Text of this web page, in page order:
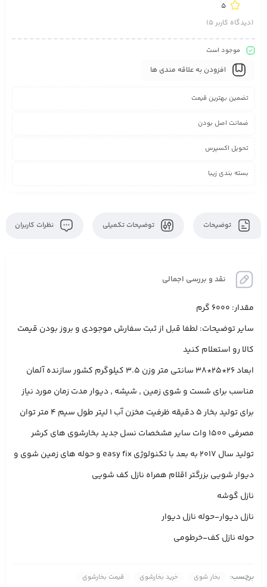
5
(دیدگاه کاربر5
)
موجود است
افزودن به علاقه مندی ها
تضمین بهترین قیمت
ضمانت اصل بودن
تحویل اکسپرس
بسته بندی زیبا
توضیحات توضیحات تکمیلی نظرات کاربران
نقد و بررسی اجمالی
مقدار: 6000 گرم
سایر توضیحات: لطفا قبل از ثبت سفارش موجودی و بروز بودن قیمت
کالا رو استعلام کنید
ابعاد 26*25*38 سانتی متر وزن 3.5 کیلوگرم کشور سازنده آلمان
مناسب برای شست و شوی زمین , شیشه , دیوار مدت زمان مورد نیاز
برای تولید بخار 5 دقیقه ظرفیت مخزن آب 1 لیتر طول سیم 4 متر توان
مصرفی 1500 وات سایر مشخصات نسل جدید بخارشوی های کرشر
تولید سال 2017 به بعد با تکنولوژی easy fix و حوله های زمین شوی و
دیوار شویی بزرگتر اقلام همراه نازل کف شویی
نازل گوشه
نازل دیوار-حوله نازل دیوار
حوله نازل کف-خرطومی
برچسب: بخار شوی خرید بخارشوی قیمت بخارشوی